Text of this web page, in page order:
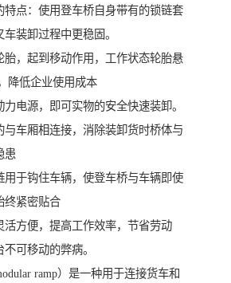
特点：使用登车桥自身带有的锁链套
装卸过程中更稳固。
胎，起到移动作用，工作状态轮胎悬
降低企业使用成本
电源，即可实物的安全快速装卸。
与车厢相连接，消除装卸货时桥体与
患
用于钩住车辆，使登车桥与车辆即使
终紧密贴合
活方便，提高工作效率，节省劳动
可移动的弊病。
ramp）是一种用于连接货车和